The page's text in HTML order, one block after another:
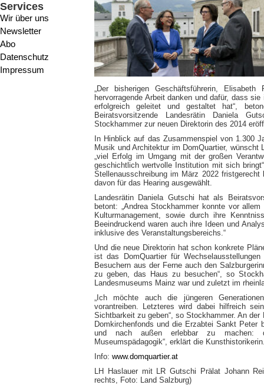
Services
Wir über uns
Newsletter
Abo
Datenschutz
Impressum
„Der bisherigen Geschäftsführerin,
hervorragende Arbeit danken und dafür, dass
erfolgreich geleitet und gestaltet hat“,
Beiratsvorsitzende Landesrätin Daniela
Stockhammer zur neuen Direktorin des 2014
In Hinblick auf das Zusammenspiel von 1.300
Musik und Architektur im DomQuartier, wünscht
„viel Erfolg im Umgang mit der großen
geschichtlich wertvolle Institution mit sich
Stellenausschreibung im März 2022
davon für das Hearing ausgewählt.
Landesrätin Daniela Gutschi hat als
betont: „Andrea Stockhammer konnte vor
Kulturmanagement, sowie durch ihre
Beeindruckend waren auch ihre Ideen und
inklusive des Veranstaltungsbereichs.“
Und die neue Direktorin hat schon konkrete
ist das DomQuartier für
Besuchern aus der Ferne auch den
zu geben, das Haus zu besuchen“, so
Landesmuseums Mainz war und zuletzt im
„Ich möchte auch die jüngeren
vorantreiben. Letzteres wird dabei hilfreich
Sichtbarkeit zu geben“, so Stockhammer. An
Domkirchenfonds und die Erzabtei Sankt
und nach außen erlebbar zu machen:
Museumspädagogik“, erklärt die
Info: www.domquartier.at
LH Haslauer mit LR Gutschi Prälat Johann
rechts, Foto: Land Salzburg)